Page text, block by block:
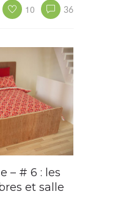
10 36
– # 6 : les
et salle